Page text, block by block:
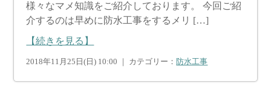
様々なマメ知識をご紹介しております。 今回ご紹
介するのは早めに防水工事をするメリ […]
【続きを見る】
2018年11月25日(日) 10:00 ｜ カテゴリー： 防水工事